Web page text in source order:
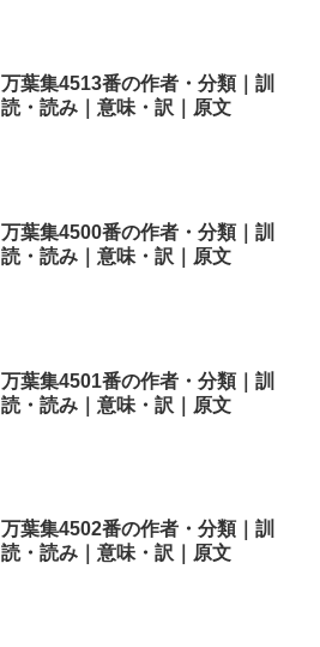
万葉集4513番の作者・分類｜訓
読・読み｜意味・訳｜原文
万葉集4500番の作者・分類｜訓
読・読み｜意味・訳｜原文
万葉集4501番の作者・分類｜訓
読・読み｜意味・訳｜原文
万葉集4502番の作者・分類｜訓
読・読み｜意味・訳｜原文